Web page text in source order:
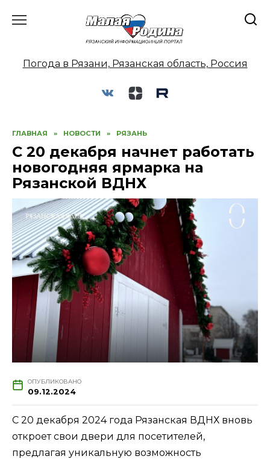
Погода в Рязани, Рязанская область, Россия
ГЛАВНАЯ » НОВОСТИ » РЯЗАНЬ
С 20 декабря начнет работать
новогодняя ярмарка на
Рязанской ВДНХ
ОПУБЛИКОВАНО
09.12.2024
С 20 декабря 2024 года Рязанская ВДНХ вновь
откроет свои двери для посетителей,
предлагая уникальную возможность